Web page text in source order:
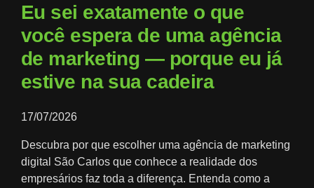
Eu sei exatamente o que
você espera de uma agência
de marketing — porque eu já
estive na sua cadeira
17/07/2026
Descubra por que escolher uma agência de marketing
digital São Carlos que conhece a realidade dos
empresários faz toda a diferença. Entenda como a